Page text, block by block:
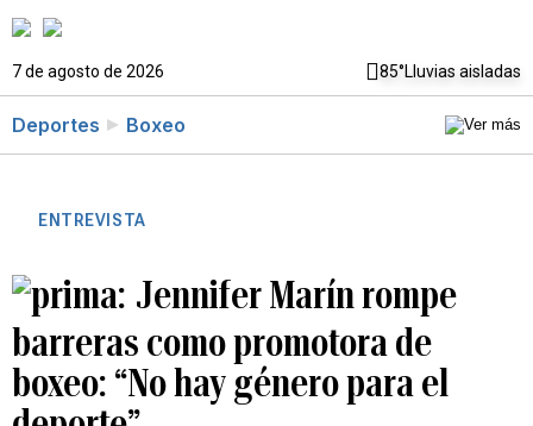
7 de agosto de 2026 85°Lluvias aisladas
Deportes Boxeo
ENTREVISTA
Jennifer Marín rompe
barreras como promotora de
boxeo: “No hay género para el